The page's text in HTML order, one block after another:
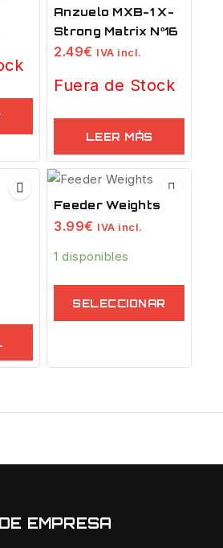
Anzuelo MXB-1 X-
Strong Matrix Nº16
2.49€ IVA incl.
Fuera de Stock
LEER MÁS
Feeder Weights
3.99€ IVA incl.
1 disponibles
SELECCIONAR
OPCIONES
EMPRESA